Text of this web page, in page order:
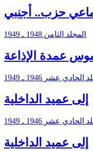
المجلد الثامن 1948 ـ 1949
عمدة الإذاعة
الحادي عشر 1946 ـ 1949
إلى عميد الداخلية
الحادي عشر 1946 ـ 1949
إلى عميد الداخلية